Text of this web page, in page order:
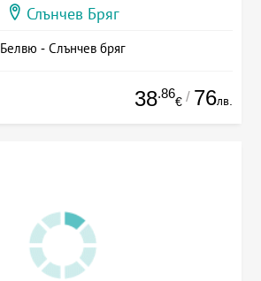
Слънчев Бряг
Белвю - Слънчев бряг
38.86
€ / 76лв.